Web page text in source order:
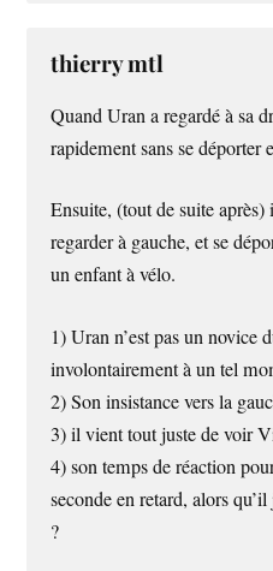
thierry mtl
Quand Uran a regardé à sa
rapidement sans se
Ensuite, (tout de suite après)
regarder à gauche, et se
un enfant à vélo.
1) Uran n’est pas un novice
involontairement à un tel
2) Son insistance vers la
3) il vient tout juste de voir
4) son temps de réaction
seconde en retard, alors
?